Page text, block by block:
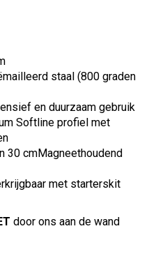
staal (800 graden
en duurzaam gebruik
Softline profiel met
30 cmMagneethoudend
met starterskit
door ons aan de wand